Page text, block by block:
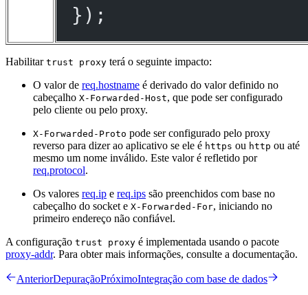
});
Habilitar trust proxy terá o seguinte impacto:
O valor de req.hostname é derivado do valor definido no
cabeçalho X-Forwarded-Host, que pode ser configurado
pelo cliente ou pelo proxy.
X-Forwarded-Proto pode ser configurado pelo proxy
reverso para dizer ao aplicativo se ele é https ou http ou até
mesmo um nome inválido. Este valor é refletido por
req.protocol.
Os valores req.ip e req.ips são preenchidos com base no
cabeçalho do socket e X-Forwarded-For, iniciando no
primeiro endereço não confiável.
A configuração trust proxy é implementada usando o pacote
proxy-addr. Para obter mais informações, consulte a documentação.
AnteriorDepuraçãoPróximoIntegração com base de dados